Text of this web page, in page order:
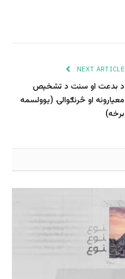
NEXT ARTICLE
د بدعت او سنت د تشخیص
معیارونه او څرنګوالۍ (یوولسمه
برخه)